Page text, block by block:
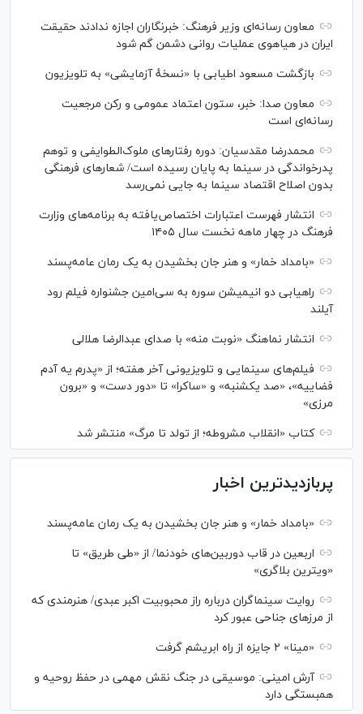
معاون رسانه‌ای وزیر فرهنگ: خبرنگاران اجازه ندادند حقیقت
ایران در هیاهوی عملیات روانی دشمن گم شود
بازگشت مسعود اطیابی با «نسخهٔ آزمایشی» به تلویزیون
معاون صدا: خبر، ستون اعتماد عمومی و رکن مرجعیت
رسانه‌ای است
محمدرضا مقدسیان: دوره رفتارهای ملوک‌الطوایفی و توهم
پدرخواندگی در سینما به پایان رسیده است/ شعارهای فرهنگی
بدون اصلاح اقتصاد سینما به جایی نمی‌رسد
انتشار فهرست اعتبارات اختصاص‌یافته به برنامه‌های وزارت
فرهنگ در چهار ماهه نخست سال ۱۴۰۵
«بامداد خمار» و هنر جان بخشیدن به یک رمان عامه‌پسند
راهیابی دو انیمیشن سوره به سی‌امین جشنواره فیلم رود
آیلند
انتشار نماهنگ «نوبت منه» با صدای عبدالرضا هلالی
فیلم‌های سینمایی و تلویزیونی آخر هفته؛ از «پدرم یه آدم
فضاییه»، «صد یکشنبه» و «ساکرا» تا «دور دست» و «برون
مرزی»
کتاب «انقلاب مشروطه؛ از تولد تا مرگ» منتشر شد
پربازدیدترین اخبار
«بامداد خمار» و هنر جان بخشیدن به یک رمان عامه‌پسند
اربعین در قاب دوربین‌های خودنما/ از «طی طریق» تا
«ویترین بلاگری»
روایت سینماگران درباره راز محبوبیت اکبر عبدی/ هنرمندی که
از مرزهای جناحی عبور کرد
«مینا» ۲ جایزه از راه ابریشم گرفت
آرش امینی: موسیقی در جنگ نقش مهمی در حفظ روحیه و
همبستگی دارد